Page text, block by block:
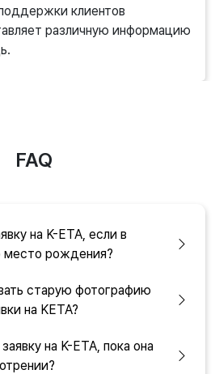
клиентов
различную информацию
FAQ
на K-ETA, если в
место рождения?
старую фотографию
на KETA?
на K-ETA, пока она